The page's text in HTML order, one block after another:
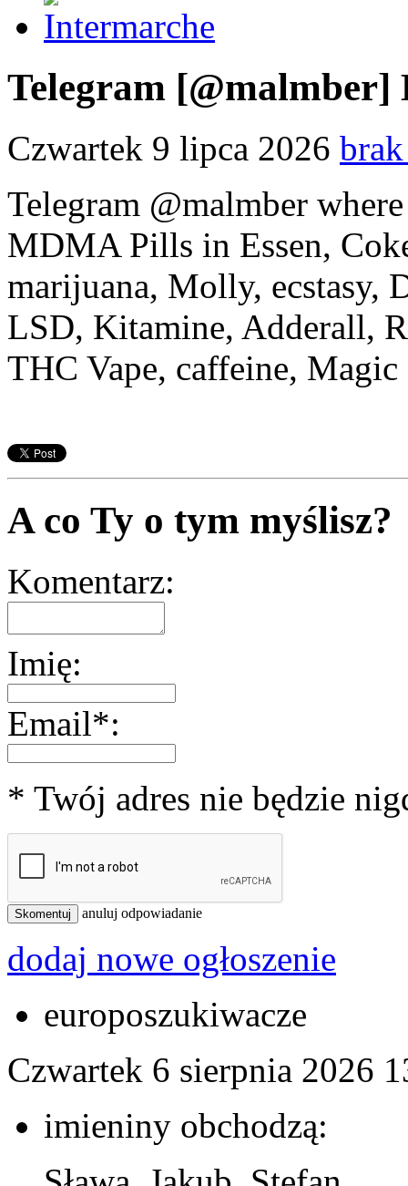
Telegram [@malmber]
Czwartek 9 lipca 2026
Telegram @malmber
MDMA Pills in Essen,
marijuana, Molly, ecstasy,
LSD, Kitamine, Adderall,
THC Vape, caffeine,
A co Ty o tym myślisz?
Komentarz:
Imię:
Email*:
* Twój adres nie będzie
Skomentuj anuluj odpowiadanie
dodaj nowe ogłoszenie
europoszukiwacze
Czwartek 6 sierpnia 2026
imieniny obchodzą: